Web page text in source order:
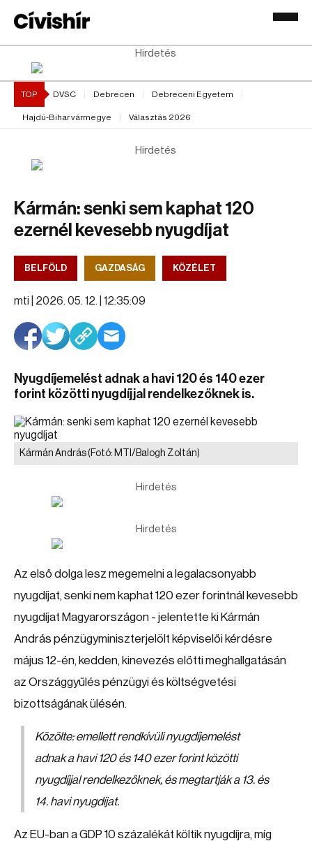
Hirdetés
TOP DVSC Debrecen Debreceni Egyetem
Hajdú-Bihar vármegye Választás 2026
Hirdetés
Kármán: senki sem kaphat 120
ezernél kevesebb nyugdíjat
BELFÖLD GAZDASÁG KÖZÉLET
mti | 2026. 05. 12. | 12:35:09
Nyugdíjemelést adnak a havi 120 és 140 ezer
forint közötti nyugdíjjal rendelkezőknek is.
Kármán András(Fotó: MTI/Balogh Zoltán)
Hirdetés
Hirdetés
Az első dolga lesz megemelni a legalacsonyabb
nyugdíjat, senki nem kaphat 120 ezer forintnál kevesebb
nyugdíjat Magyarországon - jelentette ki Kármán
András pénzügyminiszterjelölt képviselői kérdésre
május 12-én, kedden, kinevezés előtti meghallgatásán
az Országgyűlés pénzügyi és költségvetési
bizottságának ülésén.
Közölte: emellett rendkívüli nyugdíjemelést
adnak a havi 120 és 140 ezer forint közötti
nyugdíjjal rendelkezőknek, és megtartják a 13. és
14. havi nyugdíjat.
Az EU-ban a GDP 10 százalékát költik nyugdíjra, míg